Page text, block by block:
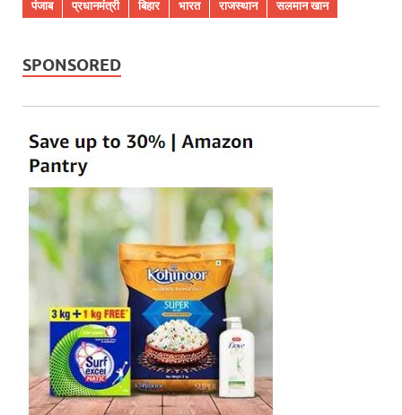
पंजाब
प्रधानमंत्री बिहार भारत राजस्थान सलमान खान
SPONSORED